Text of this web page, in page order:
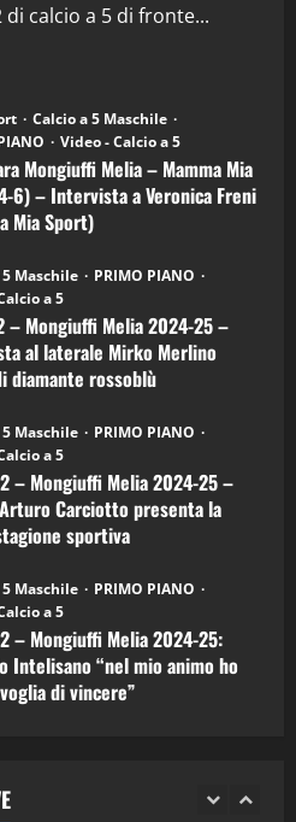
calcio a 5 di fronte...
Calcio a 5 Maschile
Video - Calcio a 5
Mongiuffi Melia – Mamma Mia
6) – Intervista a Veronica Freni
Mia Sport)
Maschile
PRIMO PIANO
a 5
– Mongiuffi Melia 2024-25 –
al laterale Mirko Merlino
diamante rossoblù
Maschile
PRIMO PIANO
a 5
– Mongiuffi Melia 2024-25 –
Carciotto presenta la
sportiva
Maschile
PRIMO PIANO
a 5
– Mongiuffi Melia 2024-25:
Intelisano “nel mio animo ho
di vincere”
2026
in Podcast
in Podcast: 28^ Puntata
21 Aprile 2026)
2026
in Podcast: 27^ Puntata
14 Aprile 2026)
2026
in Podcast: 26^ Puntata
07 Aprile 2026)
2026
in Podcast: 30^ Puntata
05 Maggio 2026)
2026